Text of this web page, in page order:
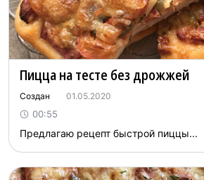
Пицца на тесте без дрожжей
Создан 01.05.2020
00:55
Предлагаю рецепт быстрой пиццы...